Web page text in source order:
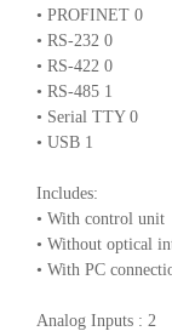
• PROFINET 0
• RS-232 0
• RS-422 0
• RS-485 1
• Serial TTY 0
• USB 1
Includes:
• With control unit
• Without optical
• With PC
Analog Inputs : 2